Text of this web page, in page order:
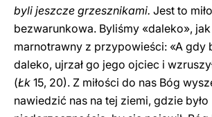
byli jeszcze grzesznikami. Jest to
bezwarunkowa. Byliśmy «daleko»,
marnotrawny z przypowieści: «A gdy
daleko, ujrzał go jego ojciec i
(Łk 15, 20). Z miłości do nas Bóg
nawiedzić nas na tej ziemi, gdzie było